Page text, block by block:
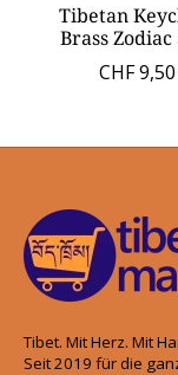
Tibetan
Brass Zodiac
CHF 9,50
Tibet. Mit Herz. Mit
Seit 2019 für die